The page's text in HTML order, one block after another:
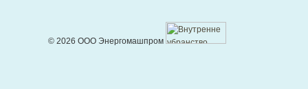
© 2026 ООО Энергомашпром